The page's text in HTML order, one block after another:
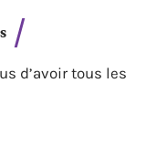
d’avoir tous les